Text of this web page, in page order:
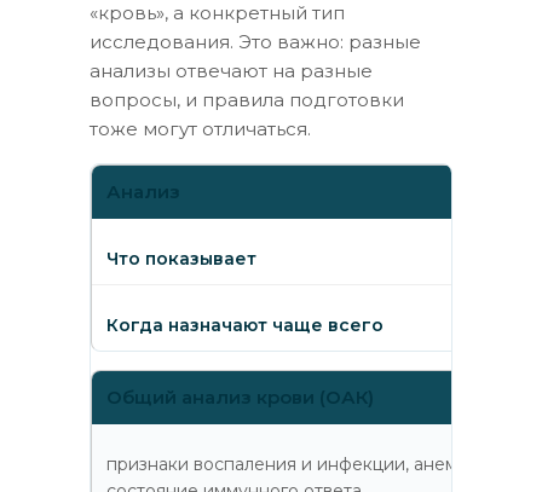
«кровь», а конкретный тип
исследования. Это важно: разные
анализы отвечают на разные
вопросы, и правила подготовки
тоже могут отличаться.
Анализ
Что показывает
Когда назначают чаще всего
Общий анализ крови (ОАК)
признаки воспаления и инфекции, анемию,